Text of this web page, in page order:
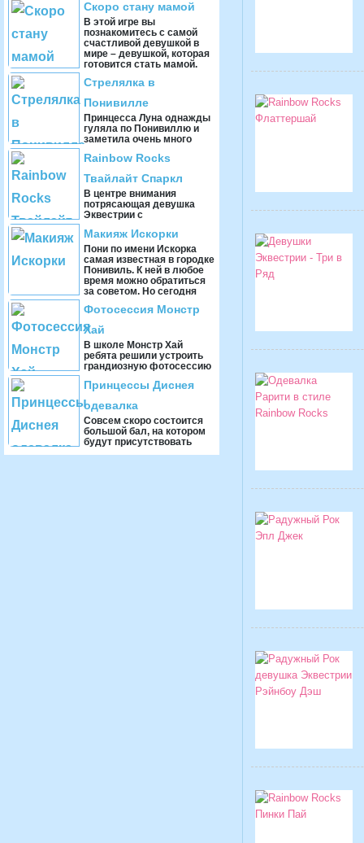
Скоро стану мамой
В этой игре вы
познакомитесь с самой
счастливой девушкой в
мире – девушкой, которая
готовится стать мамой.
Стрелялка в
Понивилле
Принцесса Луна однажды
гуляла по Понивиллю и
заметила очень много
буквально везде, и Луну
Rainbow Rocks
Твайлайт Спаркл
В центре внимания
потрясающая девушка
Эквестрии с
вокальными данными.
Скоро ей предстоит
выступить на большой
сцене ...
Макияж Искорки
Пони по имени Искорка
самая известная в городке
Понивиль. К ней в любое
время можно обратиться
за советом. Но сегодня
Фотосессия Монстр
Хай
В школе Монстр Хай
ребята решили устроить
грандиозную фотосессию
Каждая девушка хочет
принарядиться, чтобы ...
Принцессы Диснея
одевалка
Совсем скоро состоится
большой бал, на котором
будут присутствовать
очень много разных